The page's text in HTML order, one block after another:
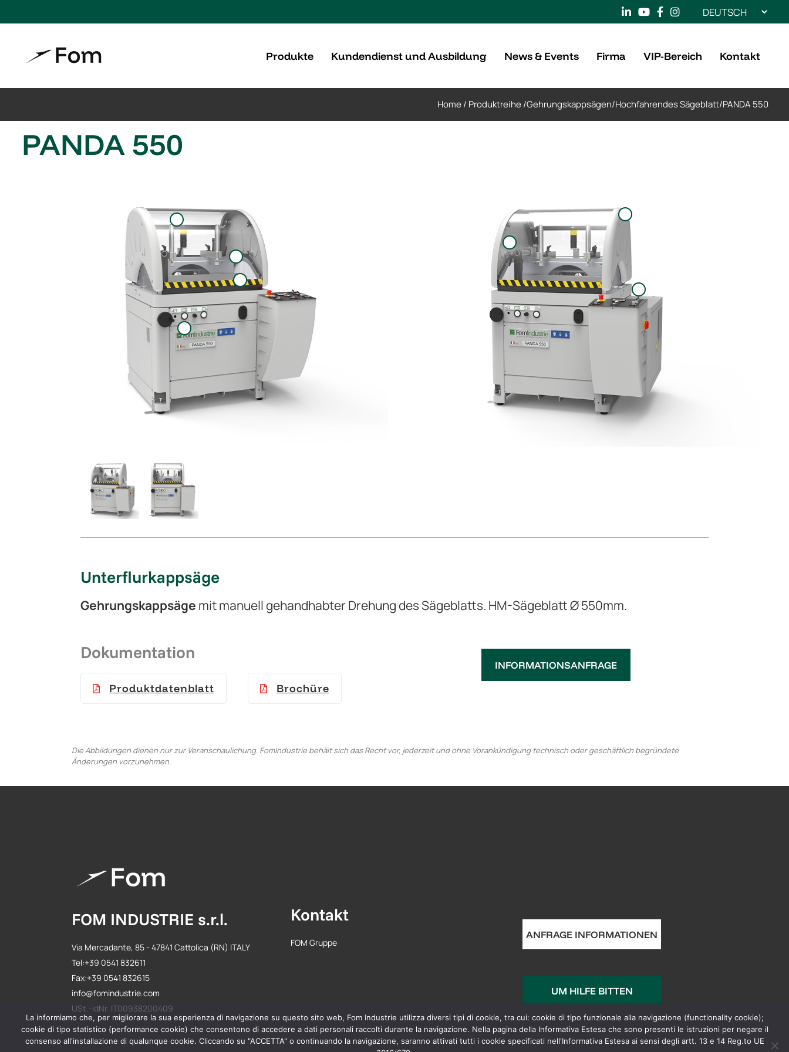
Sprache
auswählen
Produkte Kundendienst und Ausbildung News & Events Firma VIP-Bereich Kontakt
Home / Produktreihe /Gehrungskappsägen/Hochfahrendes Sägeblatt/PANDA 550
PANDA 550
Unterflurkappsäge
Gehrungskappsäge mit manuell gehandhabter Drehung des Sägeblatts. HM-Sägeblatt Ø 550mm.
Dokumentation
Produktdatenblatt Brochüre
INFORMATIONSANFRAGE
Die Abbildungen dienen nur zur Veranschaulichung. FomIndustrie behält sich das Recht vor, jederzeit und ohne Vorankündigung technisch oder geschäftlich begründete
Änderungen vorzunehmen.
FOM INDUSTRIE s.r.l.
Via Mercadante, 85 - 47841 Cattolica (RN) ITALY
Tel:+39 0541 832611
Fax:+39 0541 832615
info@fomindustrie.com
USt.-IdNr. IT00938200409
Kontakt
FOM Gruppe
ANFRAGE INFORMATIONEN
UM HILFE BITTEN
La informiamo che, per migliorare la sua esperienza di navigazione su questo sito web, Fom Industrie utilizza diversi tipi di cookie, tra cui: cookie di tipo funzionale alla navigazione (functionality cookie);
cookie di tipo statistico (performance cookie) che consentono di accedere a dati personali raccolti durante la navigazione. Nella pagina della Informativa Estesa che sono presenti le istruzioni per negare il
consenso all'installazione di qualunque cookie. Cliccando su "ACCETTA" o continuando la navigazione, saranno attivati tutti i cookie specificati nell'Informativa Estesa ai sensi degli artt. 13 e 14 Reg.to UE